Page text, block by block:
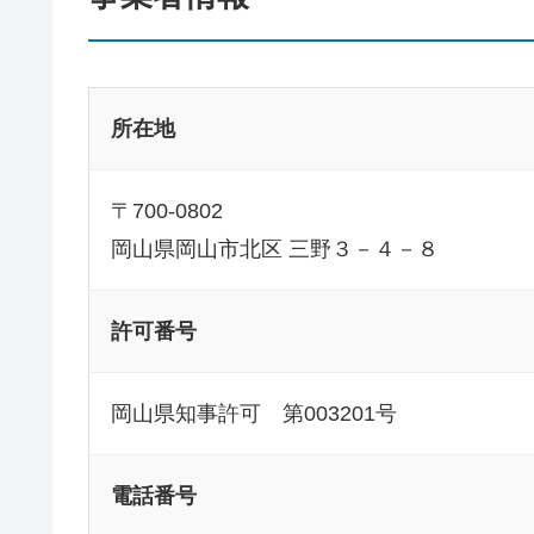
所在地
〒700-0802
岡山県岡山市北区 三野３－４－８
許可番号
岡山県知事許可 第003201号
電話番号